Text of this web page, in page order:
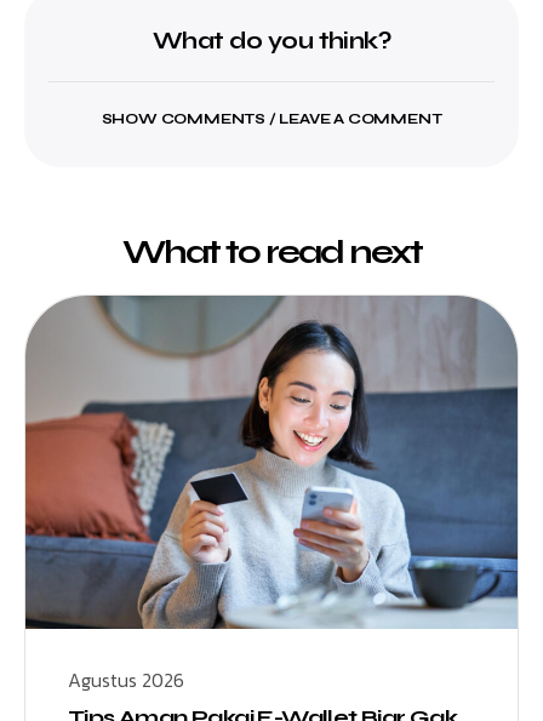
What do you think?
SHOW COMMENTS / LEAVE A COMMENT
What to read next
Agustus 2026